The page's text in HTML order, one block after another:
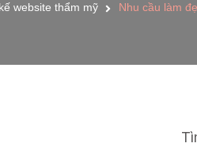
website thẩm mỹ Nhu cầu làm